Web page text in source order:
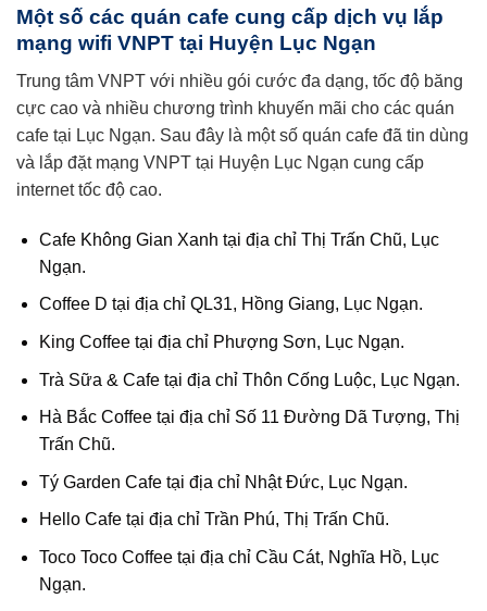
Một số các quán cafe cung cấp dịch vụ lắp
mạng wifi VNPT tại Huyện Lục Ngạn
Trung tâm VNPT với nhiều gói cước đa dạng, tốc độ băng
cực cao và nhiều chương trình khuyến mãi cho các quán
cafe tại Lục Ngạn. Sau đây là một số quán cafe đã tin dùng
và lắp đặt mạng VNPT tại Huyện Lục Ngạn cung cấp
internet tốc độ cao.
Cafe Không Gian Xanh tại địa chỉ Thị Trấn Chũ, Lục
Ngạn.
Coffee D tại địa chỉ QL31, Hồng Giang, Lục Ngạn.
King Coffee tại địa chỉ Phượng Sơn, Lục Ngạn.
Trà Sữa & Cafe tại địa chỉ Thôn Cống Luộc, Lục Ngạn.
Hà Bắc Coffee tại địa chỉ Số 11 Đường Dã Tượng, Thị
Trấn Chũ.
Tý Garden Cafe tại địa chỉ Nhật Đức, Lục Ngạn.
Hello Cafe tại địa chỉ Trần Phú, Thị Trấn Chũ.
Toco Toco Coffee tại địa chỉ Cầu Cát, Nghĩa Hồ, Lục
Ngạn.